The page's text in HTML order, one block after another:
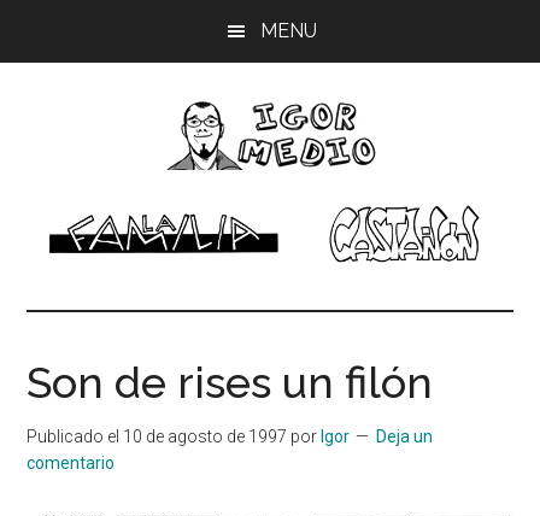
MENU
Igor
Medio
dibujante
Son de rises un filón
Publicado el 10 de agosto de 1997 por Igor
Deja un
comentario